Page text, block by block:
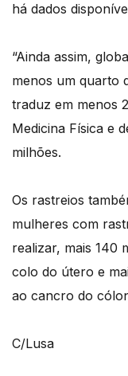
há dados
“Ainda assim,
menos um quarto
traduz em menos
Medicina Física e
milhões.
Os rastreios
mulheres com
realizar, mais 140
colo do útero e
ao cancro do
C/Lusa